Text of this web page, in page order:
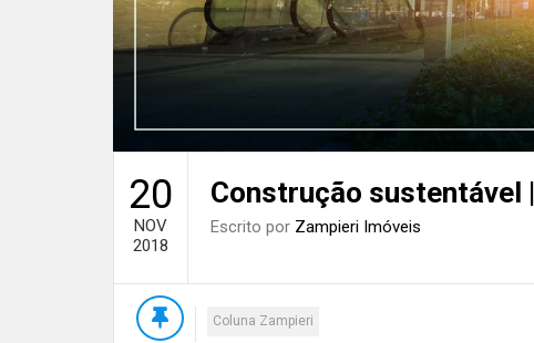
20
NOV
2018
Construção sustentável
Escrito por Zampieri Imóveis
Coluna Zampieri